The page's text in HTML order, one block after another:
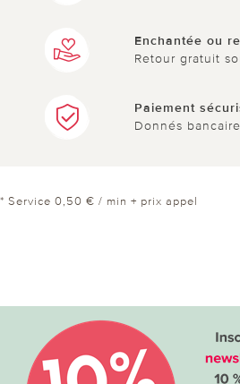
Enchantée ou
Retour gratuit
Paiement
Donnés
* Service 0,50 € / min + prix appel